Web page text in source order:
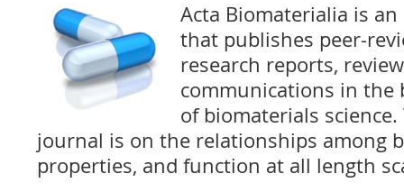
Acta Biomaterialia is
that publishes peer-
research reports,
communications in the
of biomaterials
journal is on the relationships among
properties, and function at all length